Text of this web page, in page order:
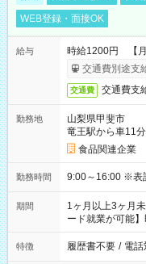
WEB登録・面接OK
給与
時給1200円 【
交通費別途支
交通費 交通費支
勤務地
山梨県甲斐市
竜王駅から車11分
食品関連企業
勤務時間 9:00
期間
1ヶ月以上3ヶ月
ード就業が可能】
特徴 履歴書不要 / 電話